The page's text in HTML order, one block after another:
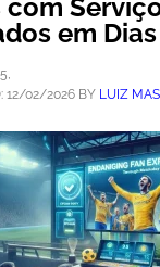
em
,
12/02/2026BY LUIZ